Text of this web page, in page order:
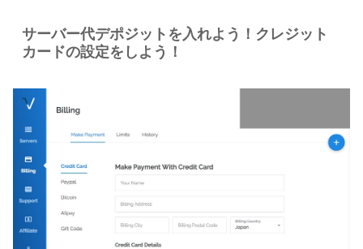
サーバー代デポジットを入れよう！クレジット
カードの設定をしよう！